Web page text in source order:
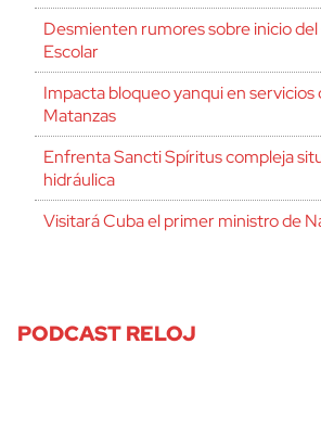
Desmienten rumores sobre inicio
Escolar
Impacta bloqueo yanqui en servicios
Matanzas
Enfrenta Sancti Spíritus compleja
hidráulica
Visitará Cuba el primer ministro de
PODCAST RELOJ